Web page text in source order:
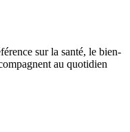
sur la santé, le bien-
au quotidien